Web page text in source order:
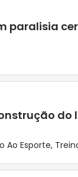
paralisia
Ao Esporte,